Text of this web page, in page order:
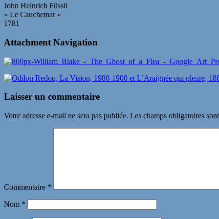
John Heinrich Füssli
« Le Cauchemar »
1781
Attachment Navigation
Laisser un commentaire
Votre adresse e-mail ne sera pas publiée. Les champs obligatoires
Commentaire *
Nom *